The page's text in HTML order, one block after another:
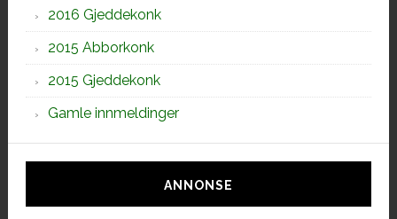
2016 Gjeddekonk
2015 Abborkonk
2015 Gjeddekonk
Gamle innmeldinger
ANNONSE